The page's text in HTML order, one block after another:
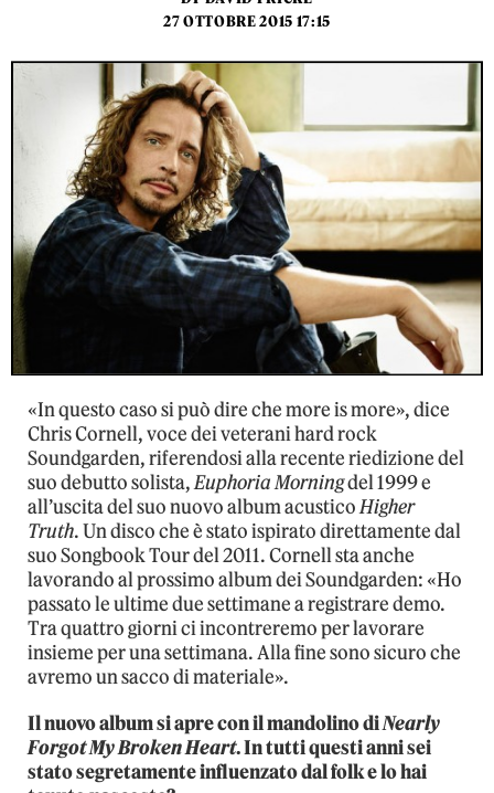
27 OTTOBRE 2015 17:15
«In questo caso si può dire che more is more», dice
Chris Cornell, voce dei veterani hard rock
Soundgarden, riferendosi alla recente riedizione del
suo debutto solista,Euphoria Morningdel 1999 e
all’uscita del suo nuovo album acusticoHigher
Truth. Un disco che è stato ispirato direttamente dal
suo Songbook Tour del 2011. Cornell sta anche
lavorando al prossimo album dei Soundgarden: «Ho
passato le ultime due settimane a registrare demo.
Tra quattro giorni ci incontreremo per lavorare
insieme per una settimana. Alla fine sono sicuro che
avremo un sacco di materiale».
Il nuovo album si apre con il mandolino diNearly
Forgot My Broken Heart. In tutti questi anni sei
stato segretamente influenzato dal folk e lo hai